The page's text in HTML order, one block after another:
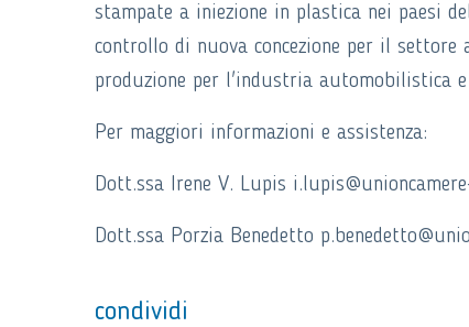
stampate a iniezione in plastica nei paesi
controllo di nuova concezione per il
produzione per l'industria automobilistica
Per maggiori informazioni e assistenza:
Dott.ssa Irene V. Lupis
Dott.ssa Porzia Benedetto
condividi